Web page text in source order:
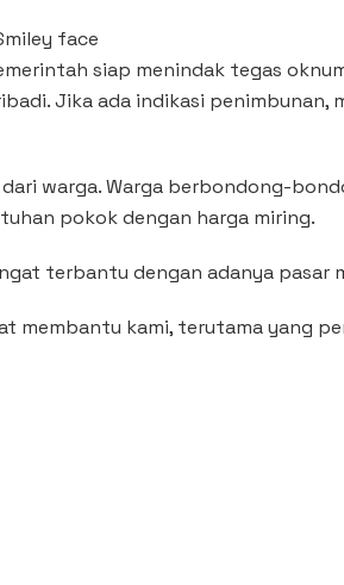
siap menindak tegas
Jika ada indikasi penimbunan,
warga. Warga berbondong-
pokok dengan harga miring.
terbantu dengan adanya pasar
membantu kami, terutama yang